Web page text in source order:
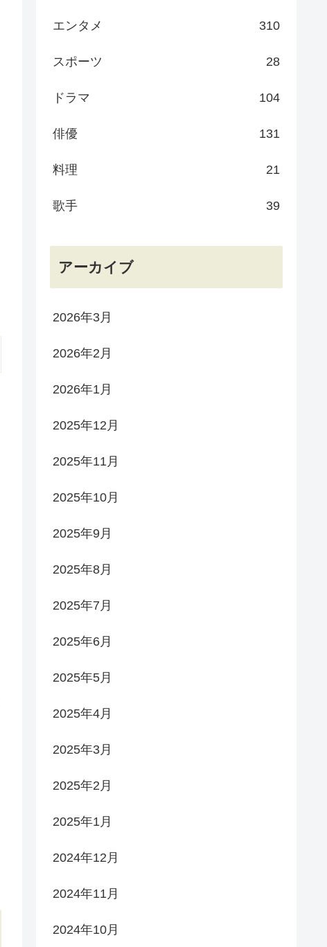
エンタメ 310
スポーツ 28
ドラマ 104
俳優 131
料理 21
歌手 39
アーカイブ
2026年3月
2026年2月
2026年1月
2025年12月
2025年11月
2025年10月
2025年9月
2025年8月
2025年7月
2025年6月
2025年5月
2025年4月
2025年3月
2025年2月
2025年1月
2024年12月
2024年11月
2024年10月